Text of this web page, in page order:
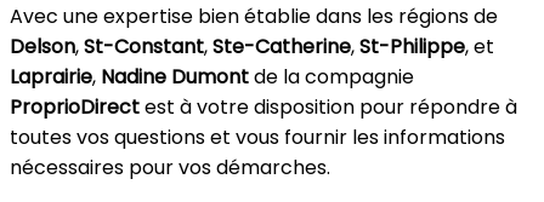
Avec une expertise bien établie dans les régions de
Delson,St-Constant,Ste-Catherine,St-Philippe, et
Laprairie, Nadine Dumontde la compagnie
ProprioDirectest à votre disposition pour répondre à
toutes vos questions et vous fournir les informations
nécessaires pour vos démarches.